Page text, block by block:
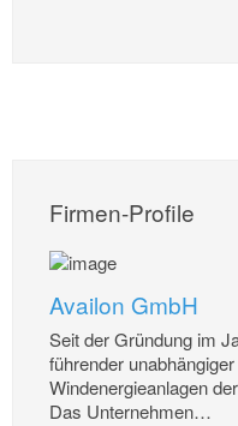
Firmen-Profile
Availon GmbH
Seit der Gründung im
führender
Windenergieanlagen
Das Unternehmen…